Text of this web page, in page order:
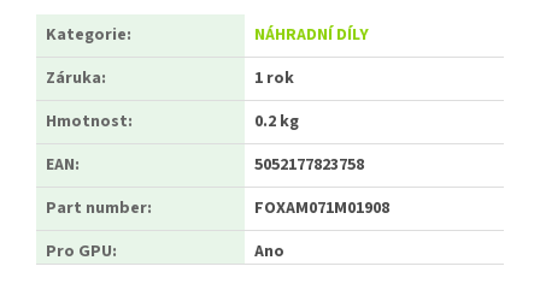
Kategorie:
NÁHRADNÍ DÍLY
Záruka:
1 rok
Hmotnost:
0.2 kg
EAN:
5052177823758
Part number:
FOXAM071M01908
Pro GPU: Ano